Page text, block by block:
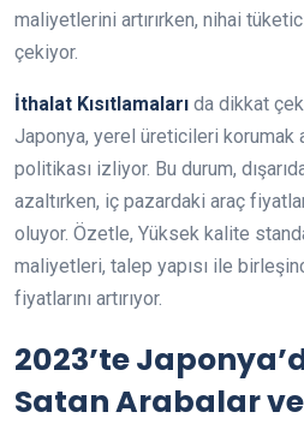
maliyetlerini artırırken, nihai
çekiyor.
İthalat Kısıtlamaları da dikkat
Japonya, yerel üreticileri korumak
politikası izliyor. Bu durum,
azaltırken, iç pazardaki araç
oluyor. Özetle, Yüksek kalite
maliyetleri, talep yapısı ile
fiyatlarını artırıyor.
2023’te
Satan Arabalar